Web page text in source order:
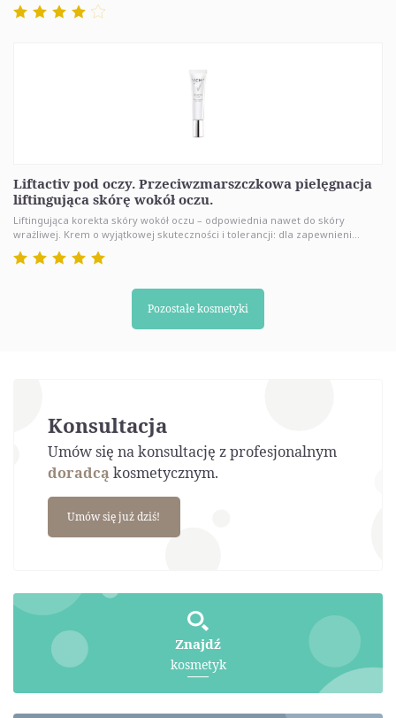
Liftactiv pod oczy. Przeciwzmarszczkowa pielęgnacja
liftingująca skórę wokół oczu.
Liftingująca korekta skóry wokół oczu – odpowiednia nawet do skóry
wrażliwej. Krem o wyjątkowej skuteczności i tolerancji: dla zapewnieni...
Pozostałe kosmetyki
Konsultacja
Umów się na konsultację z profesjonalnym
doradcąkosmetycznym.
Umów się już dziś!
Znajdź
kosmetyk